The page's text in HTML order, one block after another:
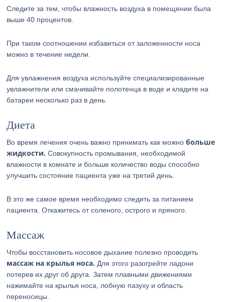
Следите за тем, чтобы влажность воздуха в помещении была
выше 40 процентов.
При таком соотношении избавиться от заложенности носа
можно в течение недели.
Для увлажнения воздуха используйте специализированные
увлажнители или смачивайте полотенца в воде и кладите на
батареи несколько раз в день.
Диета
Во время лечения очень важно принимать как можнобольше
жидкости. Совокупность промывания, необходимой
влажности в комнате и больше количество воды способно
улучшить состояние пациента уже на третий день.
В это же самое время необходимо следить за питанием
пациента. Откажитесь от соленого, острого и пряного.
Массаж
Чтобы восстановить носовое дыхание полезно проводить
массаж на крылья носа. Для этого разогрейте ладони
потерев их друг об друга. Затем плавными движениями
нажимайте на крылья носа, лобную пазуху и область
переносицы.